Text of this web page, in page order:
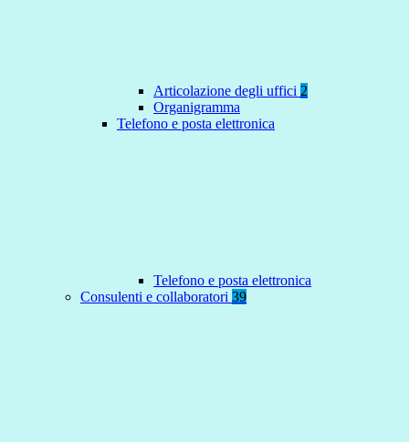
Articolazione degli uffici 2
Organigramma
Telefono e posta elettronica
Telefono e posta elettronica
Consulenti e collaboratori 39